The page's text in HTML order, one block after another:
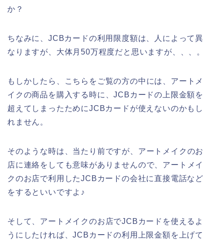
か？
ちなみに、JCBカードの利用限度額は、人によって異
なりますが、大体月50万程度だと思いますが、、、。
もしかしたら、こちらをご覧の方の中には、アートメ
イクの商品を購入する時に、JCBカードの上限金額を
超えてしまったためにJCBカードが使えないのかもし
れません。
そのような時は、当たり前ですが、アートメイクのお
店に連絡をしても意味がありませんので、アートメイ
クのお店で利用したJCBカードの会社に直接電話など
をするといいですよ♪
そして、アートメイクのお店でJCBカードを使えるよ
うにしたければ、JCBカードの利用上限金額を上げて